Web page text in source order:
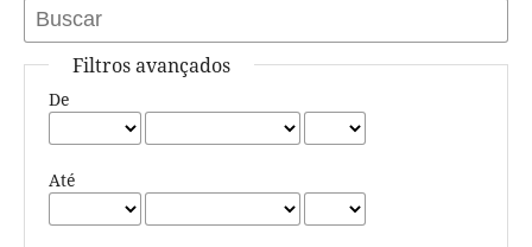
Filtros avançados
De
Até